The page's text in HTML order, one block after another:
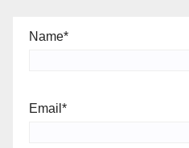
Name*
Email*